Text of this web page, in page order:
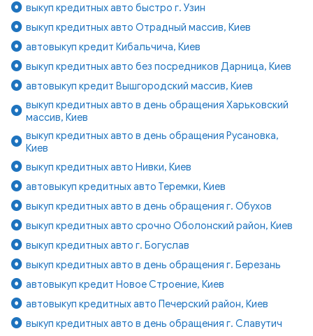
выкуп кредитных авто быстро г. Узин
выкуп кредитных авто Отрадный массив, Киев
автовыкуп кредит Кибальчича, Киев
выкуп кредитных авто без посредников Дарница, Киев
автовыкуп кредит Вышгородский массив, Киев
выкуп кредитных авто в день обращения Харьковский
массив, Киев
выкуп кредитных авто в день обращения Русановка,
Киев
выкуп кредитных авто Нивки, Киев
автовыкуп кредитных авто Теремки, Киев
выкуп кредитных авто в день обращения г. Обухов
выкуп кредитных авто срочно Оболонский район, Киев
выкуп кредитных авто г. Богуслав
выкуп кредитных авто в день обращения г. Березань
автовыкуп кредит Новое Строение, Киев
автовыкуп кредитных авто Печерский район, Киев
выкуп кредитных авто в день обращения г. Славутич